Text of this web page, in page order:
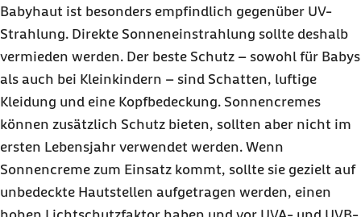
Babyhaut ist besonders empfindlich gegenüber UV-
Strahlung. Direkte Sonneneinstrahlung sollte deshalb
vermieden werden. Der beste Schutz – sowohl für Babys
als auch bei Kleinkindern – sind Schatten, luftige
Kleidung und eine Kopfbedeckung. Sonnencremes
können zusätzlich Schutz bieten, sollten aber nicht im
ersten Lebensjahr verwendet werden. Wenn
Sonnencreme zum Einsatz kommt, sollte sie gezielt auf
unbedeckte Hautstellen aufgetragen werden, einen